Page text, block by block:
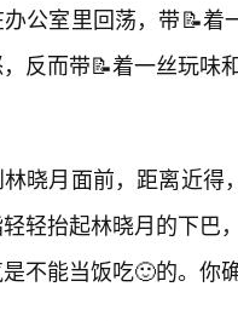
公室里回荡，带📝着
反而带📝着一丝玩
晓月面前，距离近得
轻抬起林晓月的下巴
不能当饭吃🙂的。你